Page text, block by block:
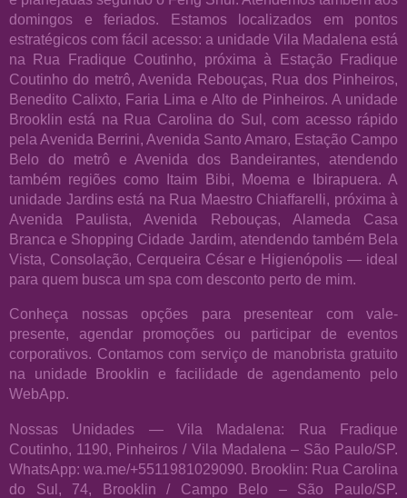
domingos e feriados. Estamos localizados em pontos
estratégicos com fácil acesso: a unidade Vila Madalena está
na Rua Fradique Coutinho, próxima à Estação Fradique
Coutinho do metrô, Avenida Rebouças, Rua dos Pinheiros,
Benedito Calixto, Faria Lima e Alto de Pinheiros. A unidade
Brooklin está na Rua Carolina do Sul, com acesso rápido
pela Avenida Berrini, Avenida Santo Amaro, Estação Campo
Belo do metrô e Avenida dos Bandeirantes, atendendo
também regiões como Itaim Bibi, Moema e Ibirapuera. A
unidade Jardins está na Rua Maestro Chiaffarelli, próxima à
Avenida Paulista, Avenida Rebouças, Alameda Casa
Branca e Shopping Cidade Jardim, atendendo também Bela
Vista, Consolação, Cerqueira César e Higienópolis — ideal
para quem busca um spa com desconto perto de mim.
Conheça nossas opções para presentear com vale-
presente, agendar promoções ou participar de eventos
corporativos. Contamos com serviço de manobrista gratuito
na unidade Brooklin e facilidade de agendamento pelo
WebApp.
Nossas Unidades — Vila Madalena: Rua Fradique
Coutinho, 1190, Pinheiros / Vila Madalena – São Paulo/SP.
WhatsApp: wa.me/+5511981029090. Brooklin: Rua Carolina
do Sul, 74, Brooklin / Campo Belo – São Paulo/SP.